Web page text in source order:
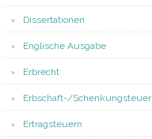
Dissertationen
Englische Ausgabe
Erbrecht
Erbschaft-/Schenkungsteuer
Ertragsteuern